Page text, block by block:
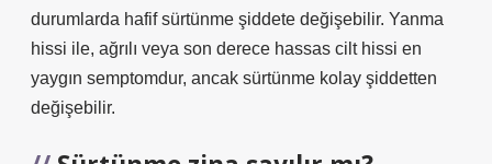
durumlarda hafif sürtünme şiddete değişebilir. Yanma
hissi ile, ağrılı veya son derece hassas cilt hissi en
yaygın semptomdur, ancak sürtünme kolay şiddetten
değişebilir.